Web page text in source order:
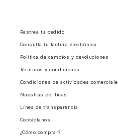
Rastrea tu pedido
Consulta tu factura electrónica
Política de cambios y devoluciones
Términos y condiciones
Condiciones de actividades
Nuestras políticas
Línea de transparencia
Contáctanos
¿Cómo comprar?